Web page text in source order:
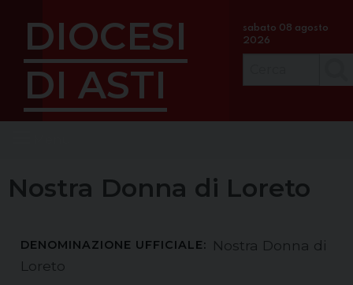
c
sabato 08 agosto
2026
DIOCESI
DI ASTI
Nostra Donna di Loreto
DENOMINAZIONE UFFICIALE:
Nostra Donna di
Loreto